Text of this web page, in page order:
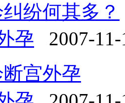
纷何其多？
孕
2007-
宫外孕